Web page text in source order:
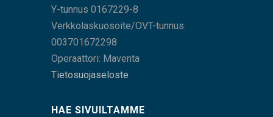
Y-tunnus 0167229-8
Verkkolaskuosoite/OVT-tunnus:
003701672298
Operaattori: Maventa
Tietosuojaseloste
HAE SIVUILTAMME